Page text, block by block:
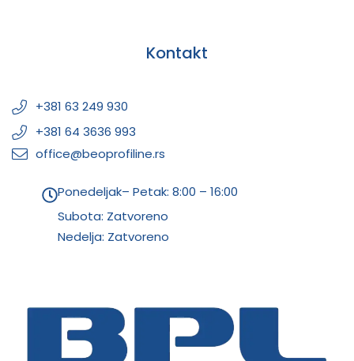
Kontakt
+381 63 249 930
+381 64 3636 993
office@beoprofiline.rs
Ponedeljak– Petak: 8:00 – 16:00
Subota: Zatvoreno
Nedelja: Zatvoreno